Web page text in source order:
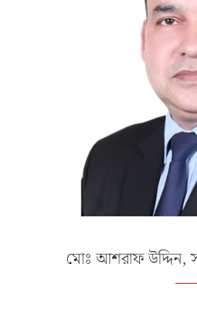
মোঃ আশরাফ উদ্দিন,